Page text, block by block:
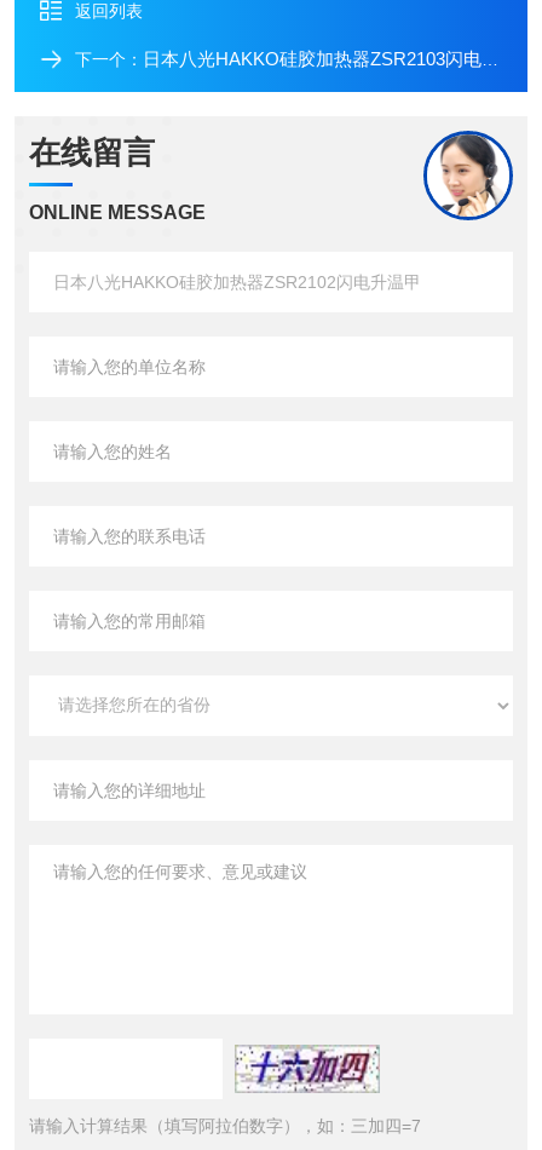
返回列表
下一个： 日本八光HAKKO硅胶加热器ZSR2103闪电升温甲
在线留言
ONLINE MESSAGE
请输入计算结果（填写阿拉伯数字），如：三加四=7